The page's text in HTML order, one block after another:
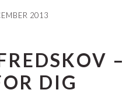
2013
–
DIG